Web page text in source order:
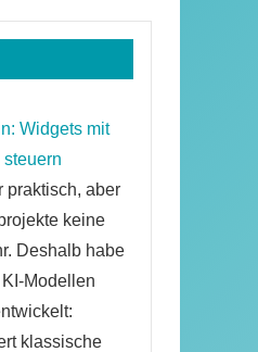
Widgets mit
praktisch, aber
keine
Deshalb habe
Modellen
klassische